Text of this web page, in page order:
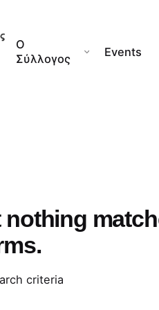
Ο
Σύλλογος
Events
nothing
criteria